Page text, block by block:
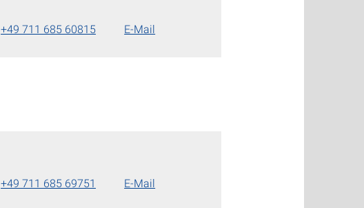
+49 711 685 60815 E-Mail
+49 711 685 69751 E-Mail